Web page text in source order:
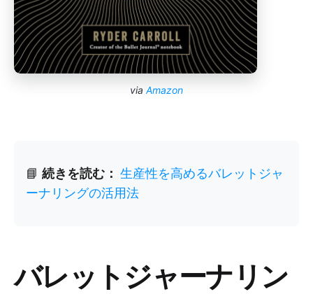
via Amazon
📘 続きを読む： 生産性を高めるバレットジャ
ーナリングの活用法
バレットジャーナリン